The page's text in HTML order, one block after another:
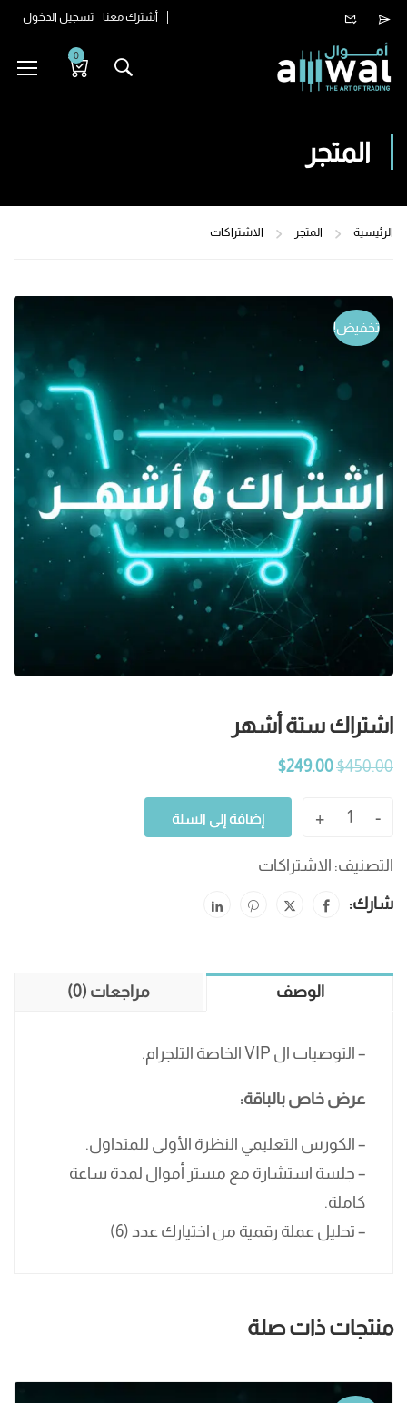
أشترك معنا تسجيل الدخول
0
المتجر
الرئيسية المتجر الاشتراكات
تخفيض!
اشتراك ستة أشهر
$450.00
$249.00
-
+ إضافة إلى السلة
التصنيف: الاشتراكات
شارك:
الوصف مراجعات (0)
– التوصيات ال VIP الخاصة التلجرام.
عرض خاص بالباقة:
– الكورس التعليمي النظرة الأولى للمتداول.
– جلسة استشارة مع مستر أموال لمدة ساعة
كاملة.
– تحليل عملة رقمية من اختيارك عدد (6)
منتجات ذات صلة